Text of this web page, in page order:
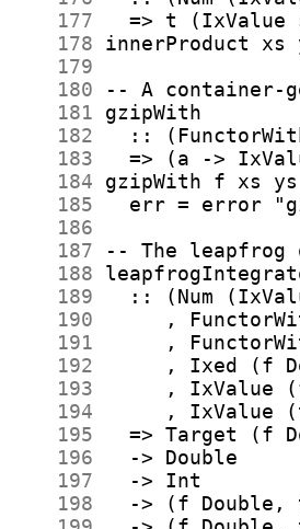
    177
    178
    179
    180
    181
    182
    183
    184
    185
    186
    187
    188
    189
    190
    191
    192
    193
    194
    195
    196
    197
    198